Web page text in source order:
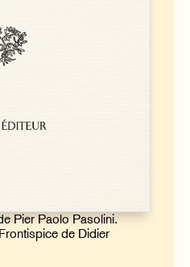
Pier Paolo Pasolini.
de Didier